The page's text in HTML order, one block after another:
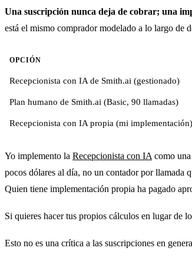
Una suscripción nunca deja de cobrar; una
está el mismo comprador modelado a lo largo de
OPCIÓN
Recepcionista con IA de Smith.ai (gestionado)
Plan humano de Smith.ai (Basic, 90 llamadas)
Recepcionista con IA propia (mi implementación)
Yo implemento la Recepcionista con IAcomo una
pocos dólares al día, no un contador por llamada
Quien tiene implementación propia ha pagado
Si quieres hacer tus propios cálculos en lugar de
Esto no es una crítica a las suscripciones en